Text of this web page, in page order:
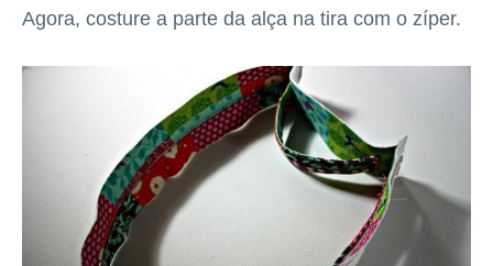
Agora, costure a parte da alça na tira com o zíper.